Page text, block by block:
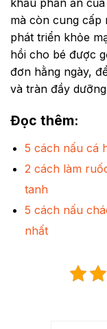
khẩu phần ăn
mà còn cung cấp
phát triển khỏe
hồi cho bé được
đơn hằng ngày,
và tràn đầy
Đọc thêm:
5 cách nấu cá
2 cách làm
tanh
5 cách nấu
nhất